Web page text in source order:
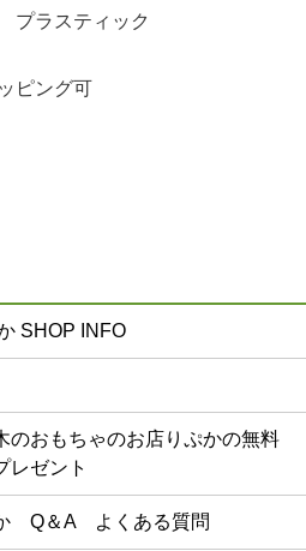
プラスティック
ピング可
SHOP INFO
おもちゃのお店りぷかの無料
レゼント
Q＆A よくある質問